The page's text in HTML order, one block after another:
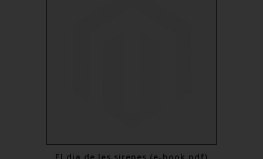
El dia de les sirenes (e-book pdf)